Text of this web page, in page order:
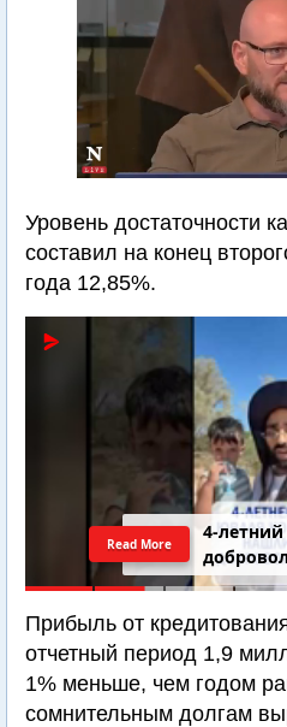
Уровень достаточности
составил на конец
года 12,85%.
4-
Read More
Прибыль от
отчетный период 1,9
1% меньше, чем годом
сомнительным долгам